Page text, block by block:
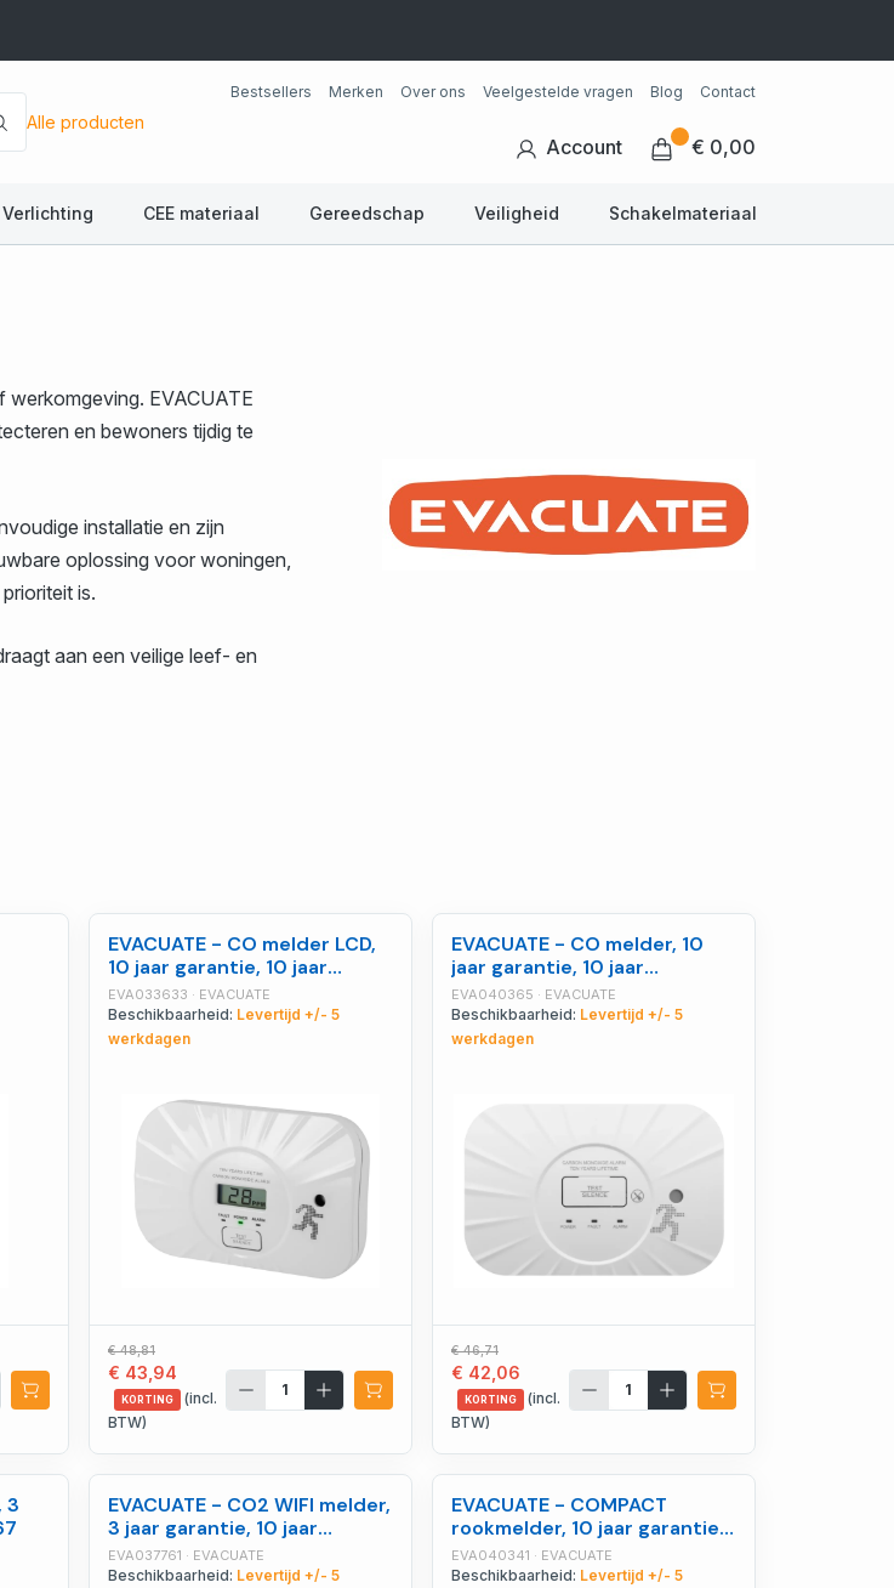
Alle producten
Bestsellers Merken Over ons Veelgestelde vragen Blog Contact
Account € 0,00
Verlichting CEE materiaal Gereedschap Veiligheid Schakelmateriaal
EVACUATE
en bewoners tijdig te
installatie en zijn
oplossing voor woningen,
is.
aan een veilige leef- en
-
EVACUATE - CO melder LCD,
10 jaar garantie, 10 jaar
autonomie - EVA033633
EVA033633 · EVACUATE
Beschikbaarheid: Levertijd +/- 5
werkdagen
€ 48,81
€ 43,94
KORTING
(incl.
BTW)
EVACUATE - CO melder, 10
jaar garantie, 10 jaar
autonomie - EVA040365
EVA040365 · EVACUATE
Beschikbaarheid: Levertijd +/- 5
werkdagen
€ 46,71
€ 42,06
KORTING
(incl.
BTW)
3
EVACUATE - CO2 WIFI melder,
3 jaar garantie, 10 jaar
autonomie - EVA037761
EVA037761 · EVACUATE
Beschikbaarheid: Levertijd +/- 5
EVACUATE - COMPACT
rookmelder, 10 jaar garantie,
10 jaar batterijduur -
EVA040341
EVA040341 · EVACUATE
Beschikbaarheid: Levertijd +/- 5